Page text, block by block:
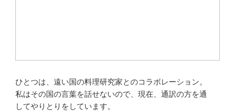
ひとつは、遠い国の料理研究家とのコラボレーション。
私はその国の言葉を話せないので、現在、通訳の方を通
してやりとりをしています。